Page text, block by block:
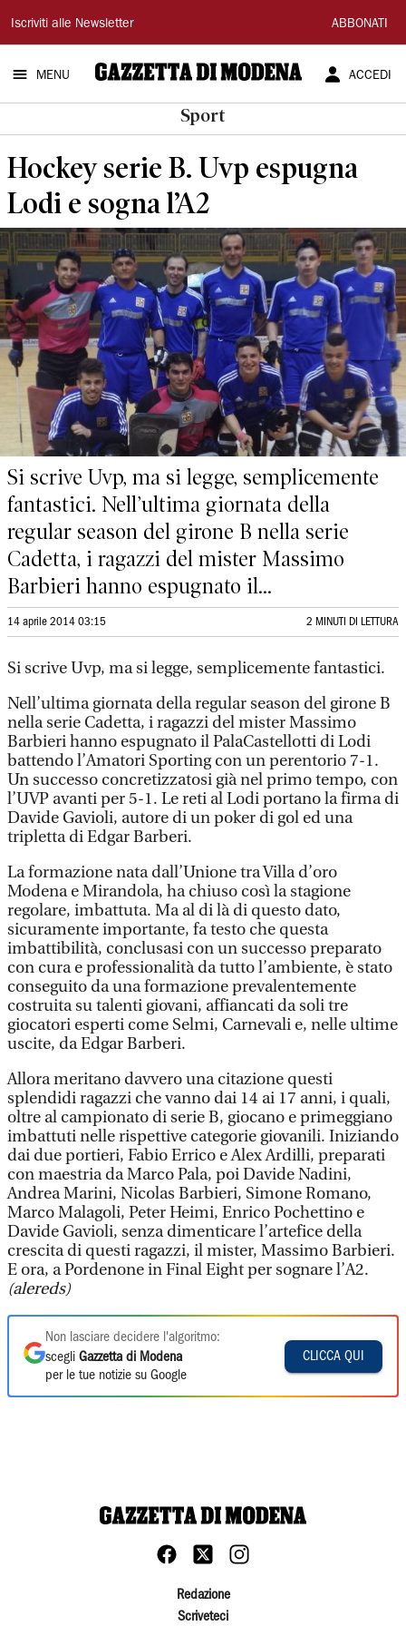
Gazzetta
di
Modena
Iscriviti alle Newsletter ABBONATI
MENU ACCEDI
Sport
Hockey serie B. Uvp espugna
Lodi e sogna l’A2
Si scrive Uvp, ma si legge, semplicemente
fantastici. Nell’ultima giornata della
regular season del girone B nella serie
Cadetta, i ragazzi del mister Massimo
Barbieri hanno espugnato il...
14 aprile 2014 03:15 2 MINUTI DI LETTURA
Si scrive Uvp, ma si legge, semplicemente fantastici.
Nell’ultima giornata della regular season del girone B
nella serie Cadetta, i ragazzi del mister Massimo
Barbieri hanno espugnato il PalaCastellotti di Lodi
battendo l’Amatori Sporting con un perentorio 7-1.
Un successo concretizzatosi già nel primo tempo, con
l’UVP avanti per 5-1. Le reti al Lodi portano la firma di
Davide Gavioli, autore di un poker di gol ed una
tripletta di Edgar Barberi.
La formazione nata dall’Unione tra Villa d’oro
Modena e Mirandola, ha chiuso così la stagione
regolare, imbattuta. Ma al di là di questo dato,
sicuramente importante, fa testo che questa
imbattibilità, conclusasi con un successo preparato
con cura e professionalità da tutto l’ambiente, è stato
conseguito da una formazione prevalentemente
costruita su talenti giovani, affiancati da soli tre
giocatori esperti come Selmi, Carnevali e, nelle ultime
uscite, da Edgar Barberi.
Allora meritano davvero una citazione questi
splendidi ragazzi che vanno dai 14 ai 17 anni, i quali,
oltre al campionato di serie B, giocano e primeggiano
imbattuti nelle rispettive categorie giovanili. Iniziando
dai due portieri, Fabio Errico e Alex Ardilli, preparati
con maestria da Marco Pala, poi Davide Nadini,
Andrea Marini, Nicolas Barbieri, Simone Romano,
Marco Malagoli, Peter Heimi, Enrico Pochettino e
Davide Gavioli, senza dimenticare l’artefice della
crescita di questi ragazzi, il mister, Massimo Barbieri.
E ora, a Pordenone in Final Eight per sognare l’A2.
(alereds)
Non lasciare decidere l'algoritmo:
scegli Gazzetta di Modena
per le tue notizie su Google
CLICCA QUI
Redazione
Scriveteci